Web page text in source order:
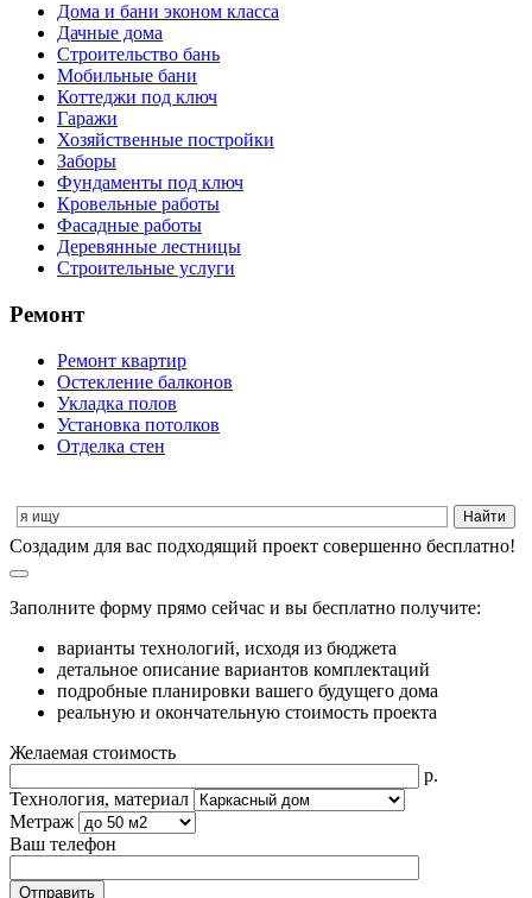
Дома и бани эконом класса
Дачные дома
Строительство бань
Мобильные бани
Коттеджи под ключ
Гаражи
Хозяйственные постройки
Заборы
Фундаменты под ключ
Кровельные работы
Фасадные работы
Деревянные лестницы
Строительные услуги
Ремонт
Ремонт квартир
Остекление балконов
Укладка полов
Установка потолков
Отделка стен
Cоздадим для вас подходящий проект совершенно бесплатно!
Заполните форму прямо сейчас и вы бесплатно получите:
варианты технологий, исходя из бюджета
детальное описание вариантов комплектаций
подробные планировки вашего будущего дома
реальную и окончательную стоимость проекта
Желаемая стоимость
р.
Технология, материал
Метраж
Ваш телефон